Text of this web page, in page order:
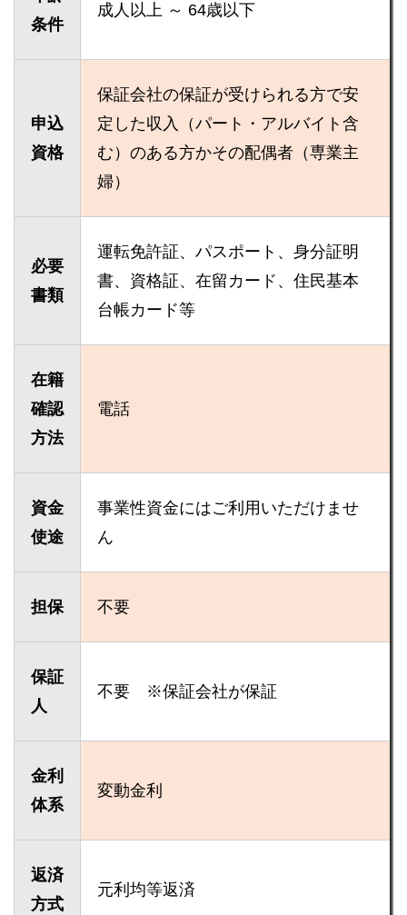
条件
成人以上 ～ 64歳以下
申込
資格
保証会社の保証が受けられる方で安
定した収入（パート・アルバイト含
む）のある方かその配偶者（専業主
婦）
必要
書類
運転免許証、パスポート、身分証明
書、資格証、在留カード、住民基本
台帳カード等
在籍
確認
方法
電話
資金
使途
事業性資金にはご利用いただけませ
ん
担保 不要
保証
人
不要 ※保証会社が保証
金利
体系
変動金利
返済
方式
元利均等返済